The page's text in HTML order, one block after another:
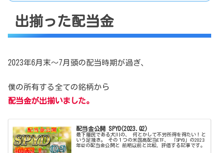
出揃った配当金
2023年6月末～7月頭の配当時期が過ぎ、
僕の所有する全ての銘柄から
配当金が出揃いました。
配当金公開 SPYD(2023.Q2)
最下層民である犬川の、 何とかして不労所得を得たい！と
いう足掻き。 その１つの米国高配当ETF、 「SPYD」の2023
年Q2の配当金公開と 前期以前と比較、評価する記事です。